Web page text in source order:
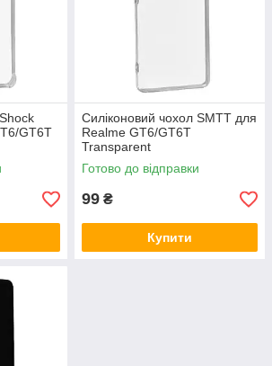
GT6T
Силіконовий чохол SMTT для
Realme GT6/GT6T
Transparent
Готово до відправки
99 ₴
Купити